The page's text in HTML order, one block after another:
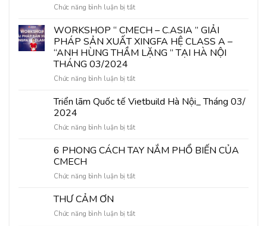
Chức năng bình luận bị tắtở
CẢM
ƠN
QUÝ
KHÁCH
THAM
GIAN
KIỆN
NHÔM
C.ASIA
WORKSHOP “ CMECH – C.ASIA ” GIẢI
PHÁP SẢN XUẤT XINGFA HỆ CLASS A –
“ANH HÙNG THẦM LẶNG ” TẠI HÀ NỘI
THÁNG 03/2024
Chức năng bình luận bị tắtở
“
C.ASIA
GIẢI
XUẤT
Triển lãm Quốc tế Vietbuild Hà Nội_ Tháng 03/
2024
Chức năng bình luận bị tắtở
lãm
Vietbuild
03/
6 PHONG CÁCH TAY NẮM PHỔ BIẾN CỦA
CMECH
Chức năng bình luận bị tắtở
TAY
THƯ CẢM ƠN
Chức năng bình luận bị tắtở